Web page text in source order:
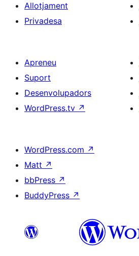
Allotjament
Privadesa
Apreneu
Suport
Desenvolupadors
WordPress.tv ↗
WordPress.com ↗
Matt ↗
bbPress ↗
BuddyPress ↗